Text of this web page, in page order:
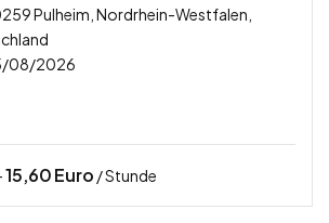
Pulheim, Nordrhein-Westfalen,
08/2026
15,60Euro / Stunde